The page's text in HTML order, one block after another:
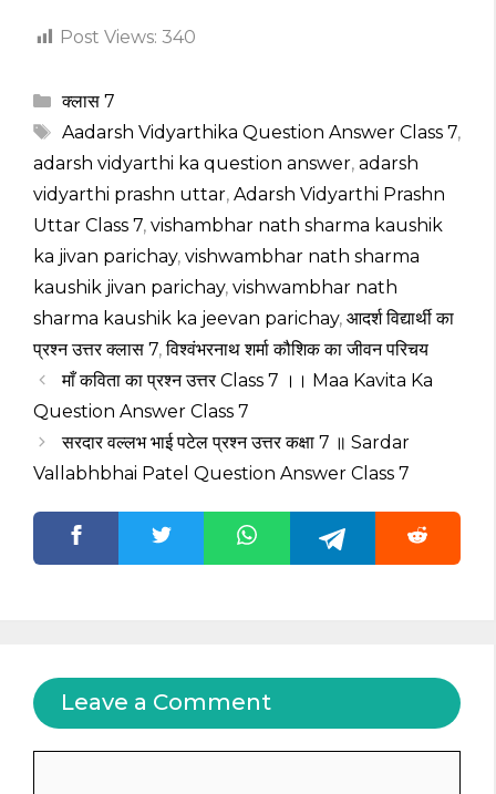
Post Views: 340
Categories
क्लास 7
Tags
Aadarsh Vidyarthika Question Answer Class 7,
adarsh vidyarthi ka question answer, adarsh
vidyarthi prashn uttar, Adarsh Vidyarthi Prashn
Uttar Class 7, vishambhar nath sharma kaushik
ka jivan parichay, vishwambhar nath sharma
kaushik jivan parichay, vishwambhar nath
sharma kaushik ka jeevan parichay, आदर्श विद्यार्थी का
प्रश्न उत्तर क्लास 7,विश्वंभरनाथ शर्मा कौशिक का जीवन परिचय
माँ कविता का प्रश्न उत्तर Class 7 ।। Maa Kavita Ka
Question Answer Class 7
सरदार वल्लभ भाई पटेल प्रश्न उत्तर कक्षा 7 ॥ Sardar
Vallabhbhai Patel Question Answer Class 7
Leave a Comment